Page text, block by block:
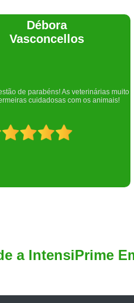
Lethícia
Regina
com meu cachorro com a doutora
atenciosa. Adorei o lugar e a
recepção!
a IntensiPrime